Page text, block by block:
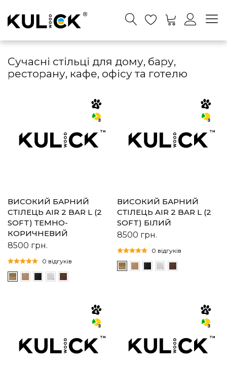
Сучасні стільці для дому, бару,
ресторану, кафе, офісу та готелю
ВИСОКИЙ БАРНИЙ
СТІЛЕЦЬ AIR 2 BAR L (2
SOFT) ТЕМНО-
КОРИЧНЕВИЙ
8500 грн.
0 відгуків
ВИСОКИЙ БАРНИЙ
СТІЛЕЦЬ AIR 2 BAR L (2
SOFT) БІЛИЙ
8500 грн.
0 відгуків